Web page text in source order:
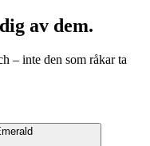
av dem.
– inte den som råkar ta